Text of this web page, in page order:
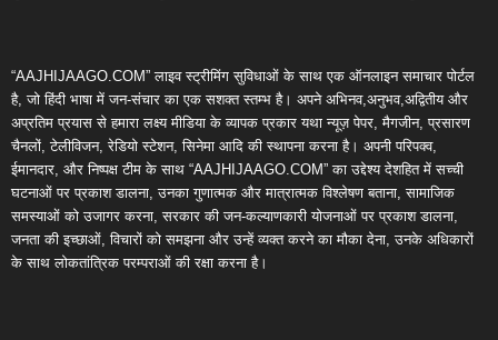
“AAJHIJAAGO.COM” लाइव स्ट्रीमिंग सुविधाओं के साथ एक ऑनलाइन समाचार पोर्टल
है, जो हिंदी भाषा में जन-संचार का एक सशक्त स्तम्भ है। अपने अभिनव,अनुभव,अद्वितीय और
अप्रतिम प्रयास से हमारा लक्ष्य मीडिया के व्यापक प्रकार यथा न्यूज़ पेपर, मैगजीन, प्रसारण
चैनलों, टेलीविजन, रेडियो स्टेशन, सिनेमा आदि की स्थापना करना है। अपनी परिपक्व,
ईमानदार, और निष्पक्ष टीम के साथ “AAJHIJAAGO.COM” का उद्देश्य देशहित में सच्ची
घटनाओं पर प्रकाश डालना, उनका गुणात्मक और मात्रात्मक विश्लेषण बताना, सामाजिक
समस्याओं को उजागर करना, सरकार की जन-कल्याणकारी योजनाओं पर प्रकाश डालना,
जनता की इच्छाओं, विचारों को समझना और उन्हें व्यक्त करने का मौका देना, उनके अधिकारों
के साथ लोकतांत्रिक परम्पराओं की रक्षा करना है।